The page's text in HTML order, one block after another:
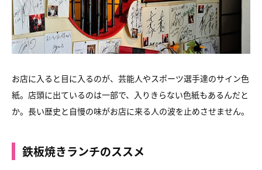
お店に入ると目に入るのが、芸能人やスポーツ選手達のサイン色
紙。店頭に出ているのは一部で、入りきらない色紙もあるんだと
か。長い歴史と自慢の味がお店に来る人の波を止めさせません。
鉄板焼きランチのススメ